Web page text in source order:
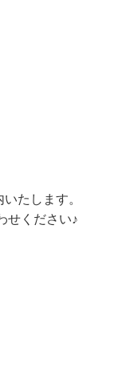
たします。
せください♪